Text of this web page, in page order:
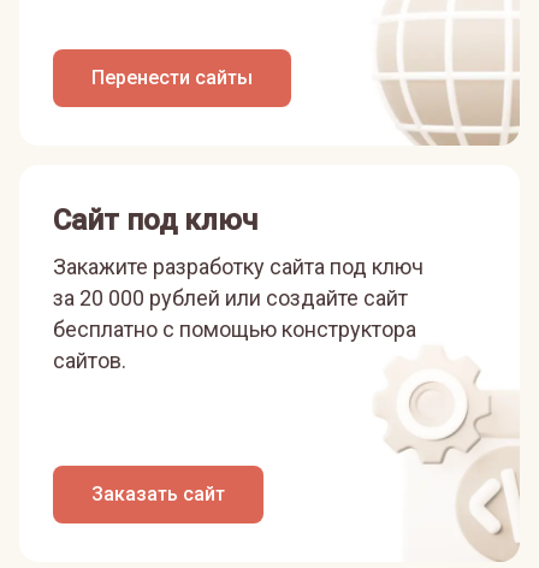
Перенести сайты
Сайт под ключ
Закажите разработку сайта под ключ
за 20 000 рублей или создайте сайт
бесплатно с помощью конструктора
сайтов.
Заказать сайт